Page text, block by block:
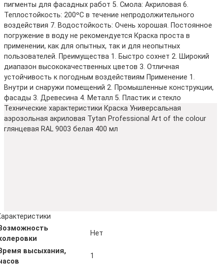
пигменты для фасадных работ 5. Смола: Акриловая 6.
Теплостойкость: 200ºC в течение непродолжительного
воздействия 7. Водостойкость: Очень хорошая. Постоянное
погружение в воду не рекомендуется Краска проста в
применении, как для опытных, так и для неопытных
пользователей. Преимущества 1. Быстро сохнет 2. Широкий
диапазон высококачественных цветов 3. Отличная
устойчивость к погодным воздействиям Применение 1.
Внутри и снаружи помещений 2. Промышленные конструкции,
фасады 3. Древесина 4. Металл 5. Пластик и стекло
Технические характеристики Краска Универсальная
аэрозольная акриловая Tytan Professional Art of the colour
глянцевая RAL 9003 белая 400 мл
Нет
высыхания,
1